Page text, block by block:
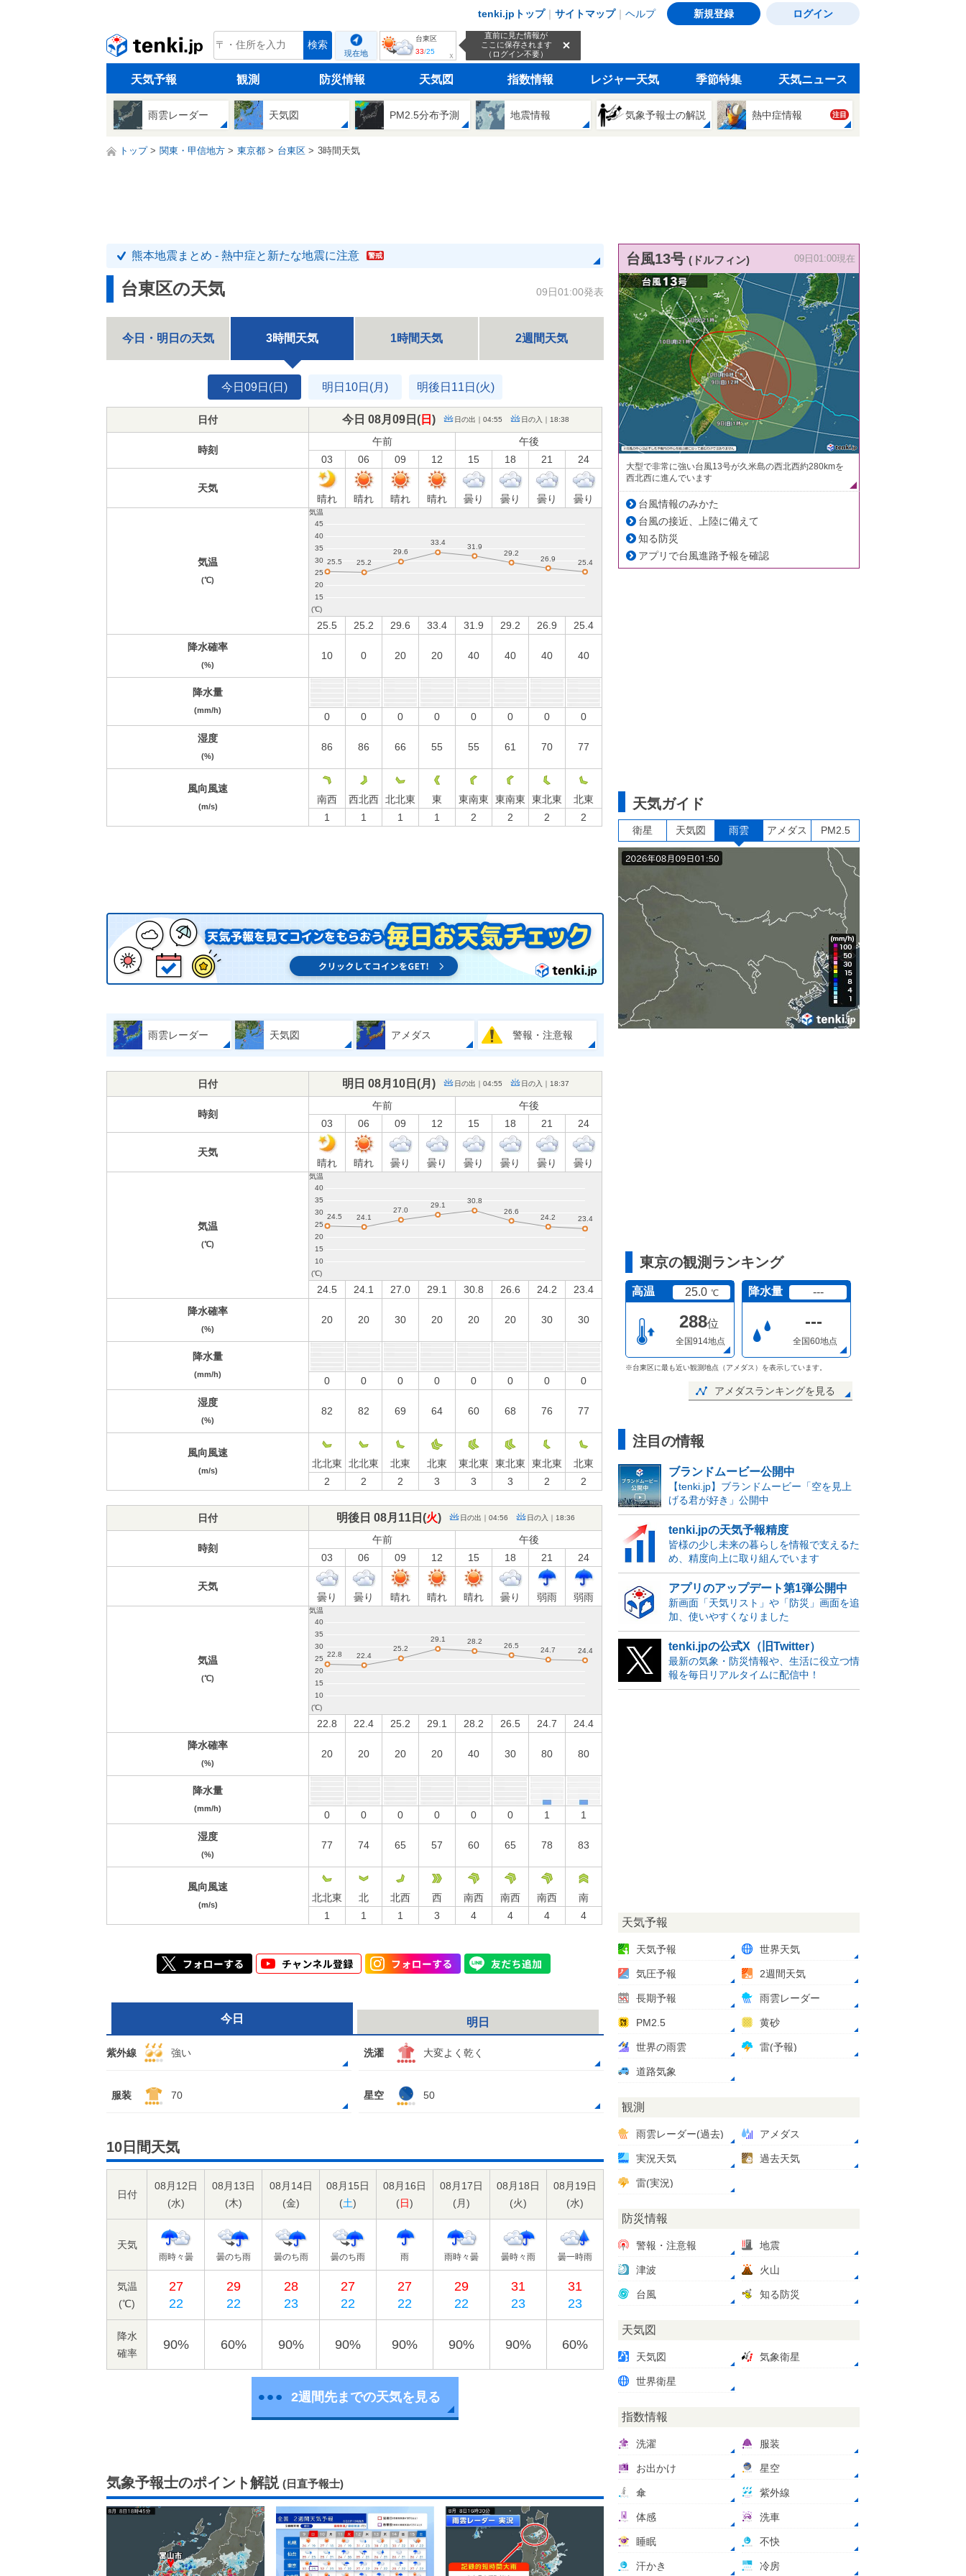
tenki.jpトップ｜ サイトマップ｜ ヘルプ 新規登録 ログイン
tenki.jp 検索
現在地
台東区
33/25 ｘ
直前に見た情報が
ここに保存されます
（ログイン不要）
天気予報 観測 防災情報 天気図 指数情報 レジャー天気 季節特集 天気ニュース
雨雲レーダー 天気図 PM2.5分布予測 地震情報 気象予報士の解説 熱中症情報 注目
トップ 関東・甲信地方 東京都 台東区 3時間天気
熊本地震まとめ - 熱中症と新たな地震に注意 警戒
台東区の天気 09日01:00発表
今日・明日の天気 3時間天気 1時間天気 2週間天気
今日09日(日) 明日10日(月) 明後日11日(火)
日付 今日 08月09日(日 ) 日の出｜04:55 日の入｜18:38
時刻
午前
午後
03
06 09 12 15 18 21 24
天気
晴れ
晴れ 晴れ 晴れ 曇り 曇り 曇り 曇り
気温
(℃)
25.5 25.2 29.6 33.4 31.9 29.2 26.9
25.4
降水確率
(%)
10 0 20 20 40 40 40 40
降水量
(mm/h)
0 0 0 0 0 0 0
0
湿度
(%)
86 86 66 55 55 61 70 77
風向風速
(m/s)
南西 西北西 北北東 東 東南東 東南東 東北東
北東
1
1 1 1 2 2 2 2
雨雲レーダー 天気図 アメダス 警報・注意報
日付 明日 08月10日(月 ) 日の出｜04:55 日の入｜18:37
時刻
午前
午後
03
06 09 12 15 18 21 24
天気
晴れ
晴れ 曇り 曇り 曇り 曇り 曇り 曇り
気温
(℃)
24.5 24.1 27.0 29.1 30.8 26.6 24.2
23.4
降水確率
(%)
20 20 30 20 20 20 30 30
降水量
(mm/h)
0 0 0 0 0 0 0
0
湿度
(%)
82 82 69 64 60 68 76 77
風向風速
(m/s)
北北東 北北東 北東 北東 東北東 東北東 東北東
北東
2
2 2 3 3 3 2 2
日付 明後日 08月11日(火) 日の出｜04:56 日の入｜18:36
時刻
午前
午後
03
06 09 12 15 18 21 24
天気
曇り
曇り 晴れ 晴れ 晴れ 曇り 弱雨 弱雨
気温
(℃)
22.8 22.4 25.2 29.1 28.2 26.5 24.7
24.4
降水確率
(%)
20 20 20 20 40 30 80 80
降水量
(mm/h)
0 0 0 0 0 0 1
1
湿度
(%)
77 74 65 57 60 65 78 83
風向風速
(m/s)
北北東 北 北西 西 南西 南西 南西
南
1
1 1 3 4 4 4 4
今日 明日
紫外線 強い 洗濯 大変よく乾く
服装 70 星空 50
10日間天気
日付
08月12日
(水)
08月13日
(木)
08月14日
(金)
08月15日
(土)
08月16日
(日)
08月17日
(月)
08月18日
(火)
08月19日
(水)
天気
雨時々曇 曇のち雨 曇のち雨 曇のち雨 雨 雨時々曇 曇時々雨 曇一時雨
気温
(℃)
27
22
29
22
28
23
27
22
27
22
29
22
31
23
31
23
降水
確率
90% 60% 90% 90% 90% 90% 90% 60%
2週間先までの天気を見る
気象予報士のポイント解説 (日直予報士)
台風13号 (ドルフィン) 09日01:00現在
大型で非常に強い台風13号が久米島の西北西約280kmを
西北西に進んでいます
台風情報のみかた
台風の接近、上陸に備えて
知る防災
アプリで台風進路予報を確認
天気ガイド
衛星 天気図 雨雲 アメダス PM2.5
東京の観測ランキング
高温 25.0 ℃
288位
全国914地点
降水量 ---
---
全国60地点
※台東区に最も近い観測地点（アメダス）を表示しています。
アメダスランキングを見る
注目の情報
ブランドムービー公開中
【tenki.jp】ブランドムービー「空を見上
げる君が好き」公開中
tenki.jpの天気予報精度
皆様の少し未来の暮らしを情報で支えるた
め、精度向上に取り組んでいます
アプリのアップデート第1弾公開中
新画面「天気リスト」や「防災」画面を追
加、使いやすくなりました
tenki.jpの公式X（旧Twitter）
最新の気象・防災情報や、生活に役立つ情
報を毎日リアルタイムに配信中！
天気予報
天気予報 世界天気
気圧予報 2週間天気
長期予報 雨雲レーダー
PM2.5 黄砂
世界の雨雲 雷(予報)
道路気象
観測
雨雲レーダー(過去) アメダス
実況天気 過去天気
雷(実況)
防災情報
警報・注意報 地震
津波 火山
台風 知る防災
天気図
天気図 気象衛星
世界衛星
指数情報
洗濯 服装
お出かけ 星空
傘 紫外線
体感 洗車
睡眠 不快
汗かき 冷房